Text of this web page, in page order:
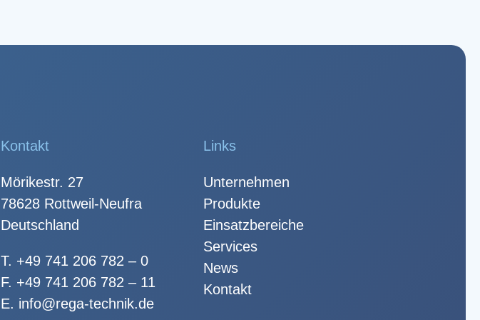
Kontakt
Mörikestr. 27
78628 Rottweil-Neufra
Deutschland
T. +49 741 206 782 – 0
F. +49 741 206 782 – 11
E. info@rega-technik.de
Links
Unternehmen
Produkte
Einsatzbereiche
Services
News
Kontakt